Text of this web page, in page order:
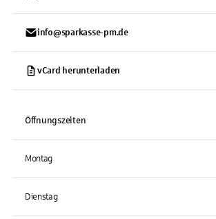
info@sparkasse-pm.de
vCard herunterladen
Öffnungszeiten
Montag
Dienstag